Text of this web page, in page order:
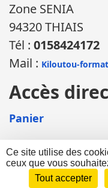
Ce site utilise des
ceux que vous
Tout accepter
Zone SENIA
94320 THIAIS
Tél : 0158424172
Mail : Kiloutou-
Accès
Panier
©KILOUTOU Formation
cookies| Site propulsé
Consulter les